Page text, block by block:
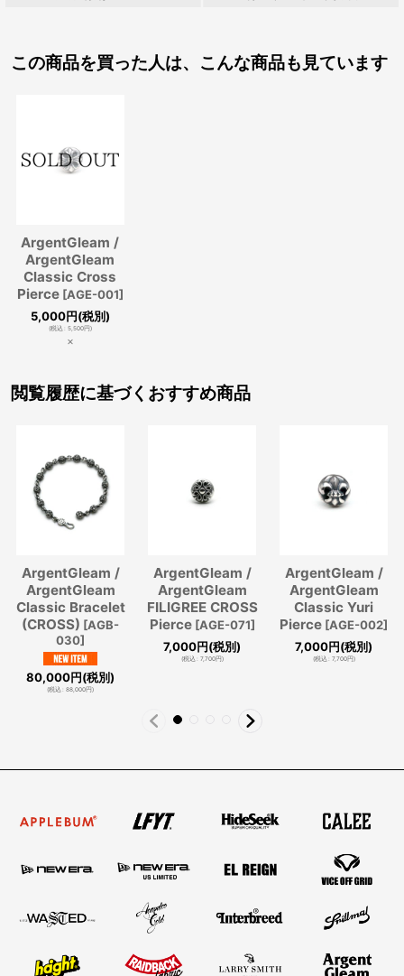
この商品を買った人は、こんな商品も見ています
ArgentGleam /
ArgentGleam
Classic Cross
Pierce [AGE-001]
5,000円(税別)
(税込: 5,500円)
×
閲覧履歴に基づくおすすめ商品
ArgentGleam /
ArgentGleam
Classic Bracelet
(CROSS) [AGB-
030]
80,000円(税別)
(税込: 88,000円)
ArgentGleam /
ArgentGleam
FILIGREE CROSS
Pierce [AGE-071]
7,000円(税別)
(税込: 7,700円)
ArgentGleam /
ArgentGleam
Classic Yuri
Pierce [AGE-002]
7,000円(税別)
(税込: 7,700円)